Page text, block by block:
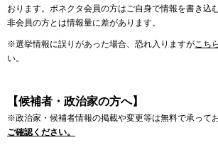
おります。ボネクタ会員の方はご自身で情報を書き込
非会員の方とは情報量に差があります。
※選挙情報に誤りがあった場合、恐れ入りますがこちら
い。
【候補者・政治家の方へ】
※政治家・候補者情報の掲載や変更等は無料で承って
ご確認ください。